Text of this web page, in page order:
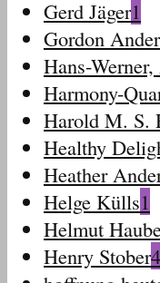
Gerd Jäger1
Gordon
Hans-
Harmony-
Harold M. S.
Healthy
Heather
Helge Külls1
Helmut
Henry Stober4